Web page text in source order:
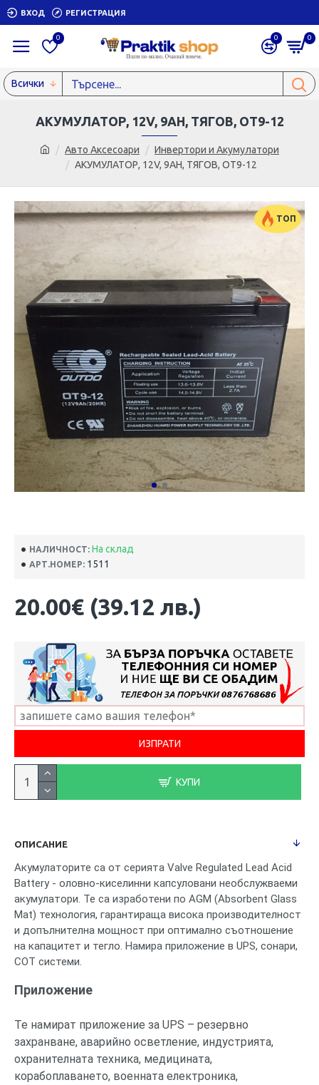
ВХОД РЕГИСТРАЦИЯ
0 0 0
Всички
Авто Аксесоари
Инвертори и Акумулатори
АКУМУЛАТОР, 12V, 9AH, ТЯГОВ, OT9-12
АКУМУЛАТОР, 12V, 9AH, ТЯГОВ, OT9-12
ТОП
НАЛИЧНОСТ: На склад
АРТ.НОМЕР: 1511
20.00€ (39.12 лв.)
КУПИ
ОПИСАНИЕ
Акумулаторите са от серията Valve Regulated Lead Acid
Battery - оловно-киселинни капсуловани необслужваеми
акумулатори. Те са изработени по AGM (Absorbent Glass
Mat) технология, гарантираща висока производителност
и допълнителна мощност при оптимално съотношение
на капацитет и тегло. Намира приложение в UPS, сонари,
СОТ системи.
Приложение
Те намират приложение за UPS – резервно
захранване, аварийно осветление, индустрията,
охранителната техника, медицината,
корабоплаването, военната електроника,